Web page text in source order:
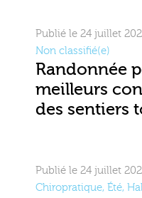
Publié le 24 juillet
Non classifié(e)
Randonnée
meilleurs
des sentiers
Publié le 24 juillet
Chiropratique, Été,